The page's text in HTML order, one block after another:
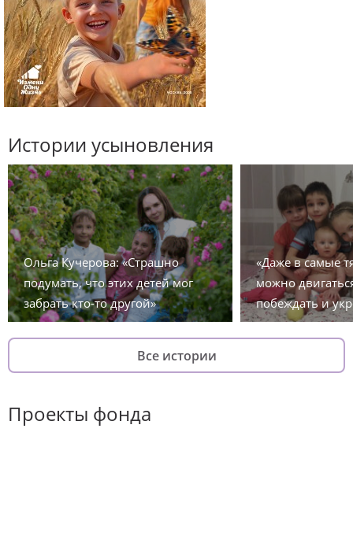
Истории усыновления
Ольга Кучерова: «Страшно
подумать, что этих детей мог
забрать кто-то другой»
«Даже в самые
можно
побеждать и
Все истории
Проекты фонда